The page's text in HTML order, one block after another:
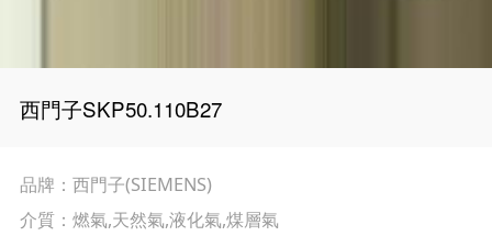
西門子SKP50.110B27
品牌：西門子(SIEMENS)
介質：燃氣,天然氣,液化氣,煤層氣